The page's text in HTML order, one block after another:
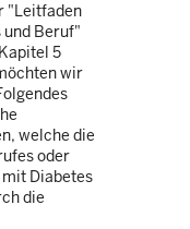
"Leitfaden
Beruf"
5
wir
welche die
oder
Diabetes
die